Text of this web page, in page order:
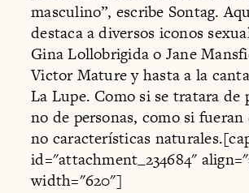
masculino”, escribe Sontag.
destaca a diversos iconos
Gina Lollobrigida o Jane
Victor Mature y hasta a la
La Lupe. Como si se tratara de
no de personas, como si fueran
no características
id="attachment_234684"
width="620"]